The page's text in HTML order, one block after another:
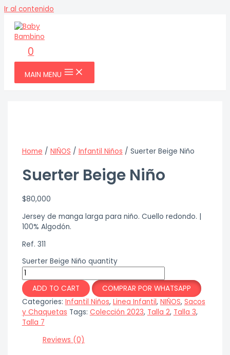
Ir al contenido
0
MAIN MENU
Home / NIÑOS / Infantil Niños / Suerter Beige Niño
Suerter Beige Niño
$80,000
Jersey de manga larga para niño. Cuello redondo. |
100% Algodón.
Ref. 311
Suerter Beige Niño quantity
ADD TO CART
COMPRAR POR WHATSAPP
Categories: Infantil Niños, Linea Infantil, NIÑOS, Sacos
y Chaquetas Tags: Colección 2023, Talla 2, Talla 3,
Talla 7
Reviews (0)